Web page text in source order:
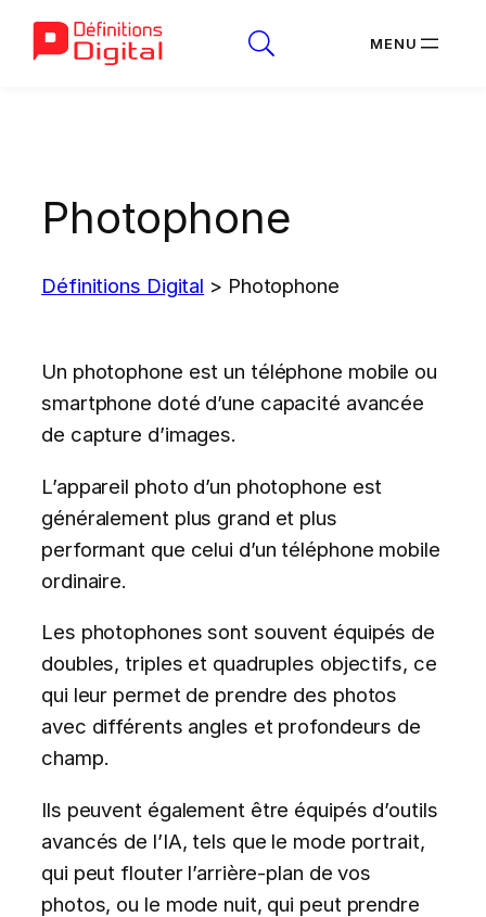
Photophone
Définitions Digital > Photophone
Un photophone est un téléphone mobile ou
smartphone doté d’une capacité avancée
de capture d’images.
L’appareil photo d’un photophone est
généralement plus grand et plus
performant que celui d’un téléphone mobile
ordinaire.
Les photophones sont souvent équipés de
doubles, triples et quadruples objectifs, ce
qui leur permet de prendre des photos
avec différents angles et profondeurs de
champ.
Ils peuvent également être équipés d’outils
avancés de l’IA, tels que le mode portrait,
qui peut flouter l’arrière-plan de vos
photos, ou le mode nuit, qui peut prendre